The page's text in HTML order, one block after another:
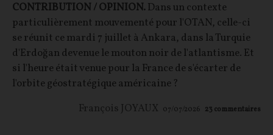
CONTRIBUTION / OPINION.Dans un contexte
particulièrement mouvementé pour l'OTAN, celle-ci
se réunit ce mardi 7 juillet à Ankara, dans la Turquie
d'Erdoğan devenue le mouton noir de l'atlantisme. Et
si l'heure était venue pour la France de s'écarter de
l'orbite géostratégique américaine ?
François JOYAUX 07/07/2026 23 commentaires